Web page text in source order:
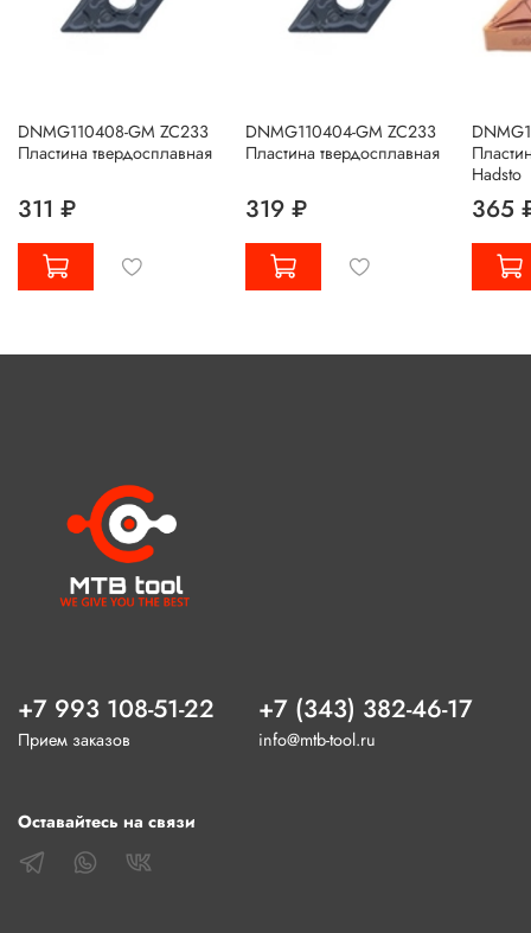
DNMG110408-GM ZC233
Пластина твердосплавная
311 ₽
DNMG110404-GM ZC233
Пластина твердосплавная
319 ₽
Hadsto
365
+7 993 108-51-22
Прием заказов
+7 (343) 382-46-17
info@mtb-tool.ru
Оставайтесь на связи